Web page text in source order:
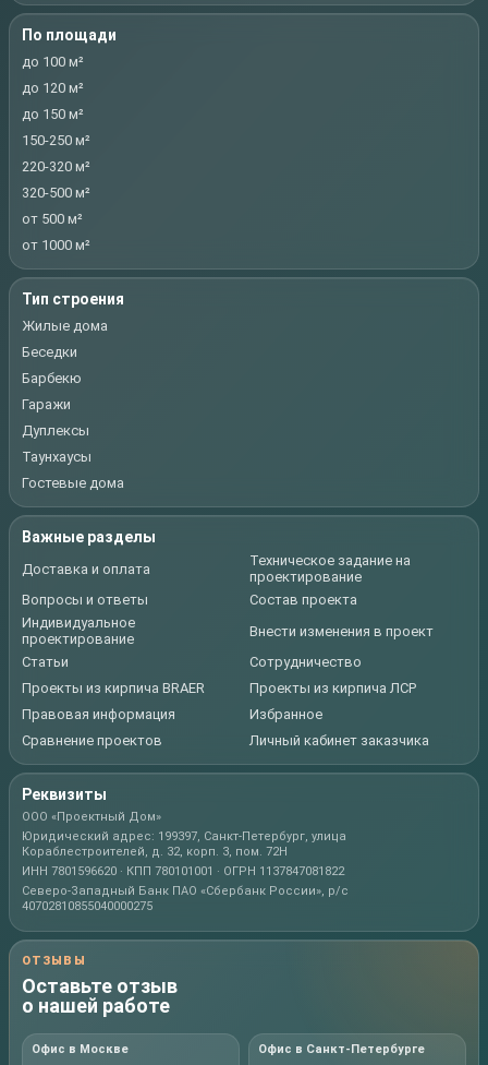
По площади
до 100 м²
до 120 м²
до 150 м²
150-250 м²
220-320 м²
320-500 м²
от 500 м²
от 1000 м²
Тип строения
Жилые дома
Беседки
Барбекю
Гаражи
Дуплексы
Таунхаусы
Гостевые дома
Важные разделы
Доставка и оплата
Техническое задание на
проектирование
Вопросы и ответы
Состав проекта
Индивидуальное
проектирование
Внести изменения в проект
Статьи
Сотрудничество
Проекты из кирпича BRAER
Проекты из кирпича ЛСР
Правовая информация
Избранное
Сравнение проектов
Личный кабинет заказчика
Реквизиты
ООО «Проектный Дом»
Юридический адрес: 199397, Санкт-Петербург, улица
Кораблестроителей, д. 32, корп. 3, пом. 72Н
ИНН 7801596620 · КПП 780101001 · ОГРН 1137847081822
Северо-Западный Банк ПАО «Сбербанк России», р/с
40702810855040000275
ОТЗЫВЫ
Оставьте отзыв
о нашей работе
Офис в Москве Офис в Санкт-Петербурге